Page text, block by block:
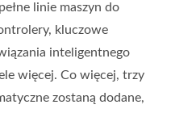
linie maszyn do
kluczowe
inteligentnego
więcej. Co więcej, trzy
zostaną dodane,